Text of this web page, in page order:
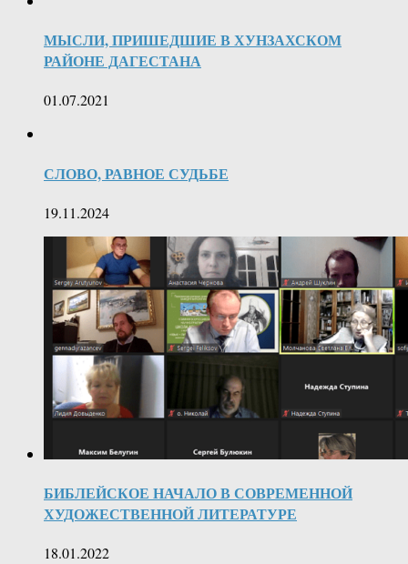
МЫСЛИ, ПРИШЕДШИЕ В ХУНЗАХСКОМ
РАЙОНЕ ДАГЕСТАНА
01.07.2021
СЛОВО, РАВНОЕ СУДЬБЕ
19.11.2024
БИБЛЕЙСКОЕ НАЧАЛО В СОВРЕМЕННОЙ
ХУДОЖЕСТВЕННОЙ ЛИТЕРАТУРЕ
18.01.2022